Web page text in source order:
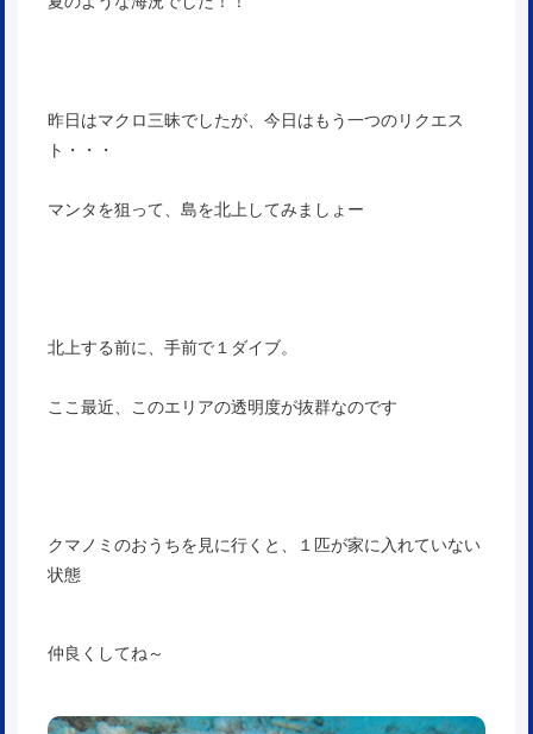
昨日はマクロ三昧でしたが、今日はもう一つのリクエス
ト・・・
マンタを狙って、島を北上してみましょー
北上する前に、手前で１ダイブ。
ここ最近、このエリアの透明度が抜群なのです
クマノミのおうちを見に行くと、１匹が家に入れていない
状態
仲良くしてね～